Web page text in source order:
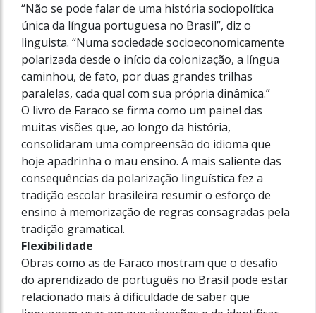
“Não se pode falar de uma história sociopolítica
única da língua portuguesa no Brasil”, diz o
linguista. “Numa sociedade socioeco­nomicamente
polarizada desde o início da colonização, a língua
caminhou, de fato, por duas grandes trilhas
paralelas, cada qual com sua própria dinâmica.”
O livro de Faraco se firma como um painel das
muitas visões que, ao longo da história,
consolidaram uma compreensão do idioma que
hoje apadrinha o mau ensino. A mais saliente das
consequências da polarização linguística fez a
tradição escolar brasileira resumir o esforço de
ensino à memorização de regras consagradas pela
tradição gramatical.
Flexibilidade
Obras como as de Faraco mostram que o desafio
do aprendizado de português no Brasil pode estar
relacionado mais à dificuldade de saber que